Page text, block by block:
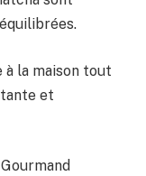
la maison tout
et